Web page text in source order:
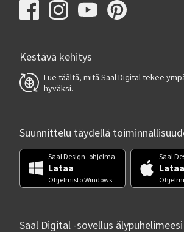
Kestävä kehitys
Lue täältä, mitä Saal Digital tekee
hyväksi.
Suunnittelu täydellä
Saal Design -ohjelma
Lataa
Ohjelmisto Windows
Saal
Lataa
Saal Digital -sovellus älypuhelimeesi